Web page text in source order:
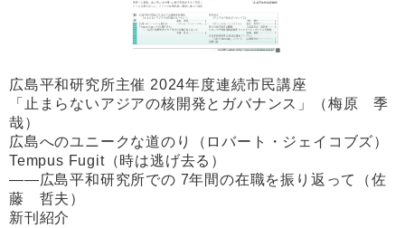
広島平和研究所主催 2024年度連続市民講座
「止まらないアジアの核開発とガバナンス」（梅原 季
哉）
広島へのユニークな道のり（ロバート・ジェイコブズ）
Tempus Fugit（時は逃げ去る）
――広島平和研究所での 7年間の在職を振り返って（佐
藤 哲夫）
新刊紹介